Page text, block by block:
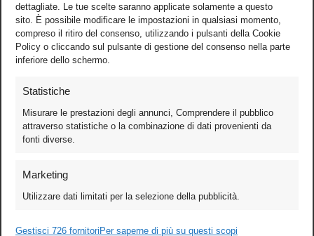
dettagliate. Le tue scelte saranno applicate solamente a questo
sito. È possibile modificare le impostazioni in qualsiasi momento,
compreso il ritiro del consenso, utilizzando i pulsanti della Cookie
Policy o cliccando sul pulsante di gestione del consenso nella parte
inferiore dello schermo.
Statistiche
Misurare le prestazioni degli annunci, Comprendere il pubblico
attraverso statistiche o la combinazione di dati provenienti da
fonti diverse.
Marketing
Utilizzare dati limitati per la selezione della pubblicità.
Gestisci 726 fornitori Per saperne di più su questi scopi
Games